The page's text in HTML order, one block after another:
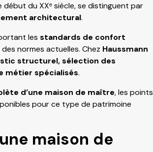
début du XXᵉ siècle, se distinguent par
architectural.
les standards de confort
normes actuelles. Chez Haussmann
structurel, sélection des
métier spécialisés.
d’une maison de maître, les points
pour ce type de patrimoine
maison de